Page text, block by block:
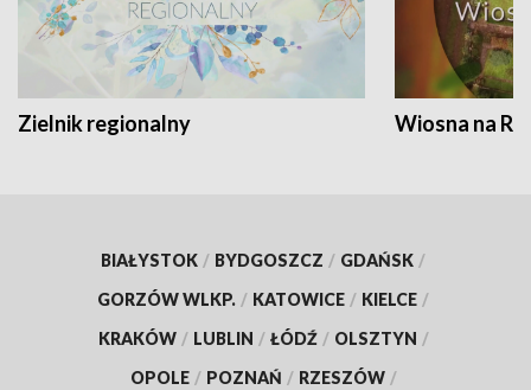
Zielnik regionalny Wiosna na
BIAŁYSTOK / BYDGOSZCZ / GDAŃSK /
GORZÓW WLKP. / KATOWICE / KIELCE /
KRAKÓW / LUBLIN / ŁÓDŹ / OLSZTYN /
OPOLE / POZNAŃ / RZESZÓW /